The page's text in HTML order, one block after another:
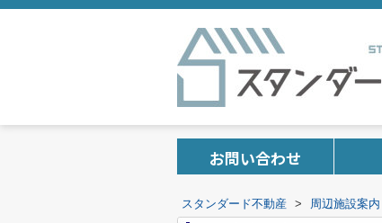
お問い合わせ
スタンダード不動産 > 周辺施設案内